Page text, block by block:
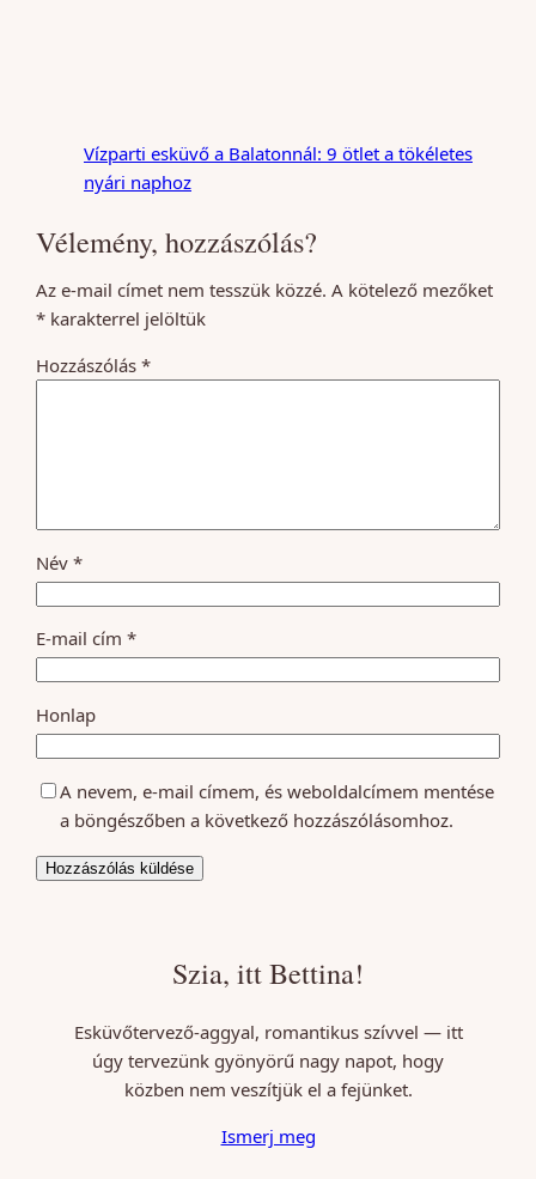
Vízparti esküvő a Balatonnál: 9 ötlet a tökéletes
nyári naphoz
Vélemény, hozzászólás?
Az e-mail címet nem tesszük közzé. A kötelező mezőket
* karakterrel jelöltük
Hozzászólás *
Név *
E-mail cím *
Honlap
A nevem, e-mail címem, és weboldalcímem mentése
a böngészőben a következő hozzászólásomhoz.
Szia, itt Bettina!
Esküvőtervező-aggyal, romantikus szívvel — itt
úgy tervezünk gyönyörű nagy napot, hogy
közben nem veszítjük el a fejünket.
Ismerj meg